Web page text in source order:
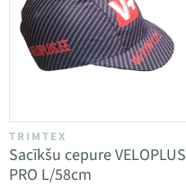
TRIMTEX
Sacīkšu cepure VELOPLUS
PRO L/58cm